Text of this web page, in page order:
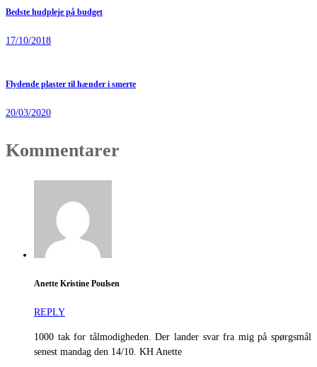
Bedste hudpleje på budget
17/10/2018
Flydende plaster til hænder i smerte
20/03/2020
Kommentarer
Anette Kristine Poulsen
REPLY
1000 tak for tålmodigheden. Der lander svar fra mig på spørgsmål
senest mandag den 14/10. KH Anette